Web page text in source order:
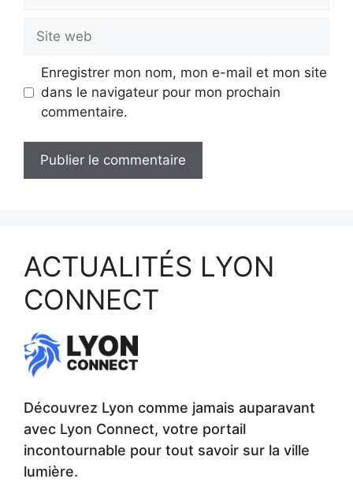
web
Enregistrer mon nom, mon e-mail et mon site
dans le navigateur pour mon prochain
commentaire.
ACTUALITÉS LYON
CONNECT
Découvrez Lyon comme jamais auparavant
avec Lyon Connect, votre portail
incontournable pour tout savoir sur la ville
lumière.